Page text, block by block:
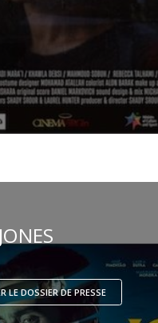
JONES
LE DOSSIER DE PRESSE